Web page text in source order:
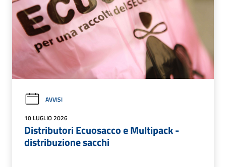
AVVISI
10 LUGLIO 2026
Distributori Ecuosacco e Multipack -
distribuzione sacchi